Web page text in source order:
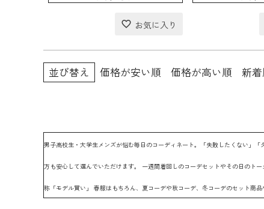
並び替え 価格が安い順 価格が高い順 新
男子高校生・大学生メンズが悩む毎日のコーディネート。「失敗したくない」
方も安心して選んでいただけます。 一週間着回しのコーデセットやその日のト
称「モデル買い」 春服はもちろん、夏コーデや秋コーデ、冬コーデのセット商品